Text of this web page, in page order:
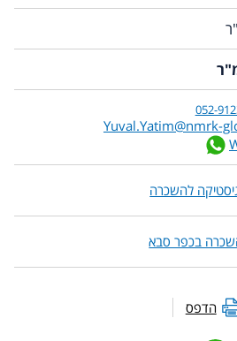
052-
Yuval.Yatim@nmrk-
להשכרה
בכפר סבא
הדפס